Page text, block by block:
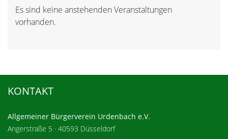
Hinweis
Es sind keine anstehenden Veranstaltungen
vorhanden.
KONTAKT
Allgemeiner Bürgerverein Urdenbach e.V.
Angerstraße 5 · 40593 Düsseldorf